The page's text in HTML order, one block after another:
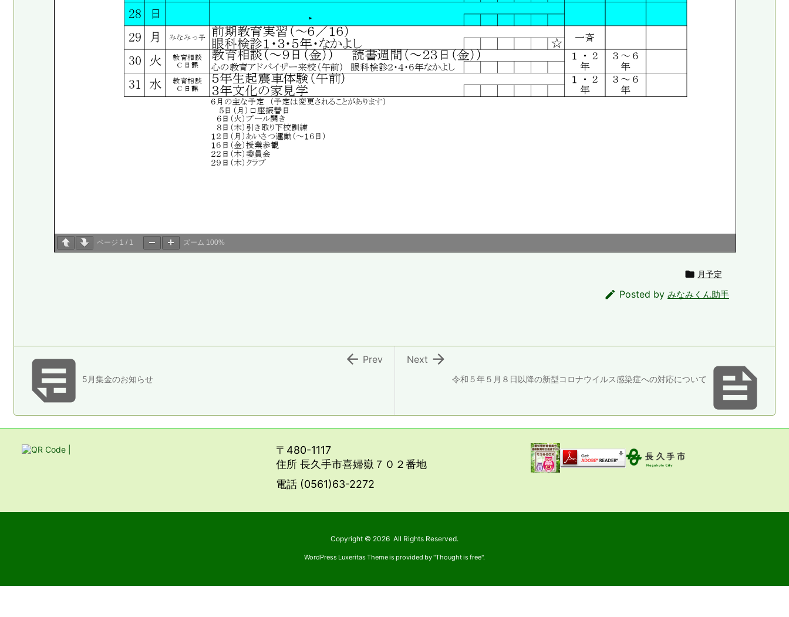
ページ 1 / 1 ズーム 100%
 月予定
 Posted by みなみくん助手

令和５年５月８日以降の新型コロナウイルス感染症への対応について

Next
5月集金のお知らせ
 Prev
〒480-1117
住所 長久手市喜婦嶽７０２番地
電話 (0561)63-2272
Copyright © 2026 All Rights Reserved.
WordPress Luxeritas Theme is provided by "Thought is free".